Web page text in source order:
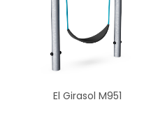
El Girasol M951